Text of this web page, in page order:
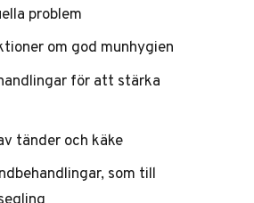
problem
om god munhygien
för att stärka
tänder och käke
som till